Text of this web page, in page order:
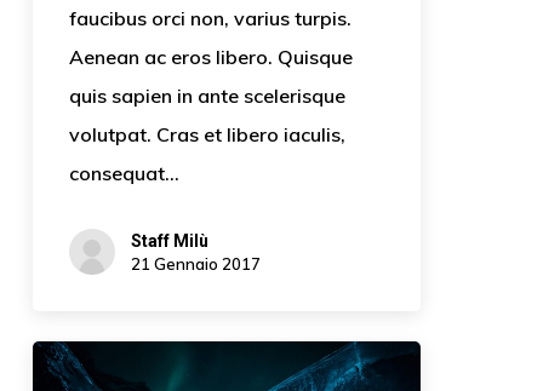
faucibus orci non, varius turpis.
Aenean ac eros libero. Quisque
quis sapien in ante scelerisque
volutpat. Cras et libero iaculis,
consequat…
Staff Milù
21 Gennaio 2017